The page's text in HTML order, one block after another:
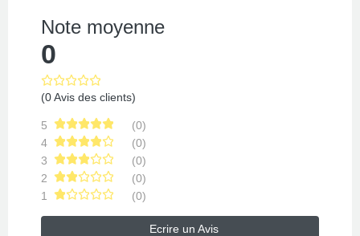
Note moyenne
0
(0 Avis des clients)
5
(0)
4
(0)
3
(0)
2
(0)
1
(0)
Ecrire un Avis